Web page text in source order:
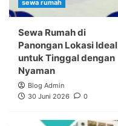
sewa rumah
Sewa Rumah di
Panongan Lokasi Ideal
untuk Tinggal dengan
Nyaman
Blog Admin
30 Juni 2026
0